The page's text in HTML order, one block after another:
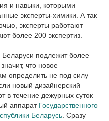
и навыки, которыми
эксперты-химики. А так
эксперты работают
более 200 экспертиз.
подлежит более
что новое
определить не под силу —
новый дизайнерский
в течение дежурных суток
аппарат Государственного
Беларусь. Сразу